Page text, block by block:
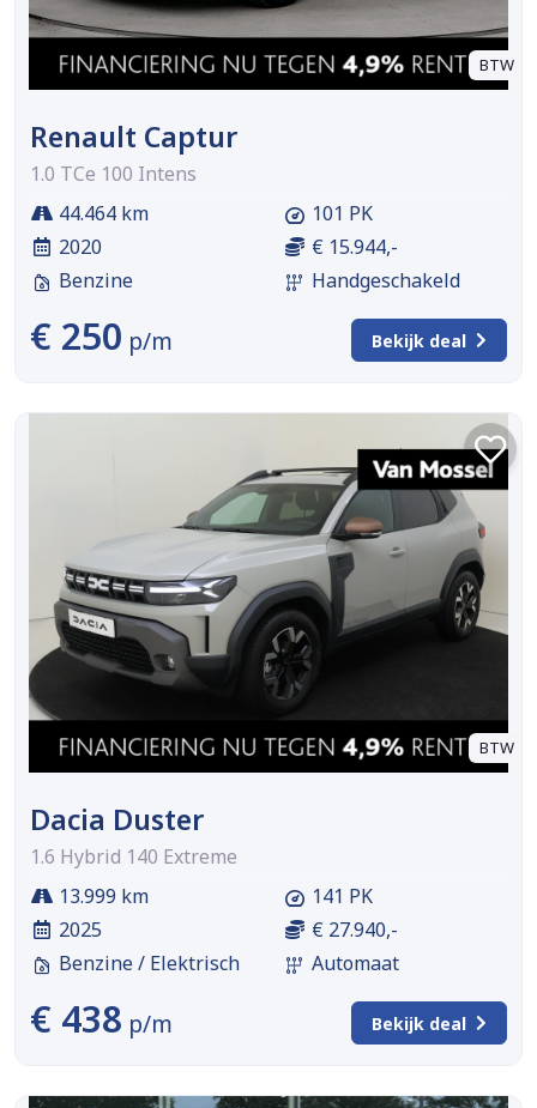
BTW
Renault Captur
1.0 TCe 100 Intens
44.464 km
2020
Benzine
101 PK
€ 15.944,-
Handgeschakeld
€ 250 p/m Bekijk deal
BTW
Dacia Duster
1.6 Hybrid 140 Extreme
13.999 km
2025
Benzine / Elektrisch
141 PK
€ 27.940,-
Automaat
€ 438 p/m Bekijk deal